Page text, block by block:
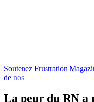
Soutenez Frustration
de nos
La peur du RN a